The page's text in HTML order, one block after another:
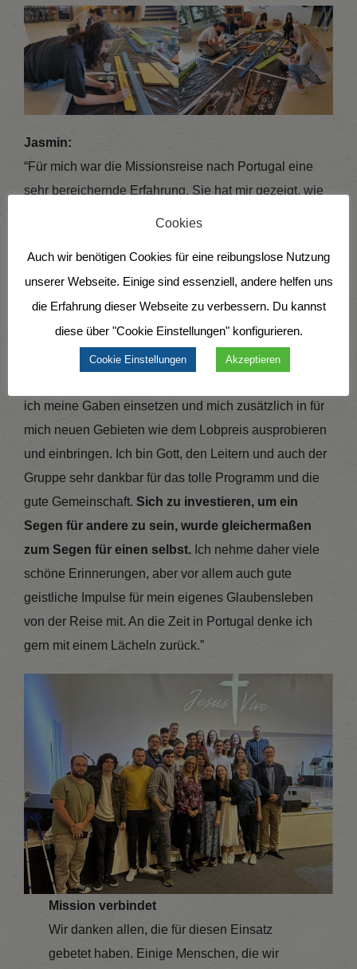
Jasmin:
“Für mich war die Missionsreise nach Portugal eine
sehr bereichernde Erfahrung. Sie hat mir gezeigt, wie
im Glauben, als auch in der Persönlichkeit wachsen zu
können. Ich kann sagen, dass ichdurch den Kontakt
mit neuen Menschen in einer fremden Kultur, die
intensiven Themeneinheiten sowie die sozialen
und evangelistischen Einsätze positiv
ich meine Gaben einsetzen und mich zusätzlich in für
mich neuen Gebieten wie dem Lobpreis ausprobieren
und einbringen. Ich bin Gott, den Leitern und auch der
Gruppe sehr dankbar für das tolle Programm und die
gute Gemeinschaft. Sich zu investieren, um ein
Segen für andere zu sein, wurde gleichermaßen
zum Segen für einen selbst. Ich nehme daher viele
schöne Erinnerungen, aber vor allem auch gute
geistliche Impulse für mein eigenes Glaubensleben
von der Reise mit. An die Zeit in Portugal denke ich
gern mit einem Lächeln zurück.”
Mission verbindet
Wir danken allen, die für diesen Einsatz
gebetet haben. Einige Menschen, die wir
Cookies
Auch wir benötigen Cookies für eine reibungslose Nutzung
unserer Webseite. Einige sind essenziell, andere helfen uns
die Erfahrung dieser Webseite zu verbessern. Du kannst
diese über "Cookie Einstellungen" konfigurieren.
Cookie Einstellungen Akzeptieren